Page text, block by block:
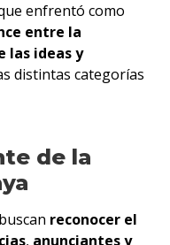
enfrentó como
entre la
las ideas y
distintas categorías
de la
reconocer el
, anunciantesy